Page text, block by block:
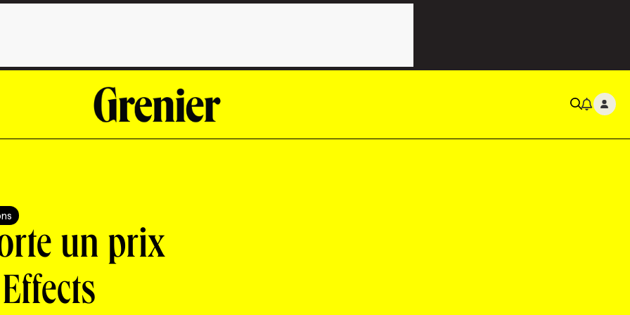
un prix